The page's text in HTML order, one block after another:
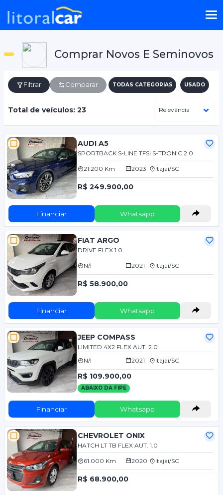
Comprar Novos E Seminovos
Filtrar Comparar TODAS CATEGORIAS USADO
Total de veículos: 23
AUDI A5
SPORTBACK S-LINE TFSI S-TRONIC 2.0
21.200 Km 2023 Itajaí/SC
R$ 249.900,00
Financiar Whatsapp
FIAT ARGO
DRIVE FLEX 1.0
N/I 2021 Itajaí/SC
R$ 58.900,00
Financiar Whatsapp
JEEP COMPASS
LIMITED 4X2 FLEX AUT. 2.0
N/I
2021 Itajaí/SC
R$ 109.900,00
ABAIXO DA FIPE
Financiar Whatsapp
CHEVROLET ONIX
HATCH LT TB FLEX AUT. 1.0
61.000 Km 2020 Itajaí/SC
R$ 68.900,00